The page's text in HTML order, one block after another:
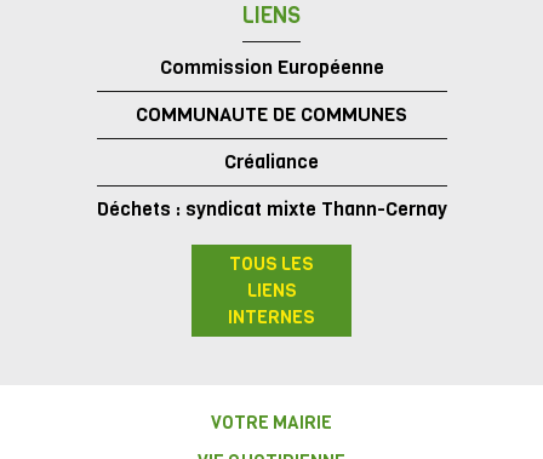
LIENS
Commission Européenne
COMMUNAUTE DE COMMUNES
Créaliance
Déchets : syndicat mixte Thann-Cernay
TOUS LES
LIENS
INTERNES
VOTRE MAIRIE